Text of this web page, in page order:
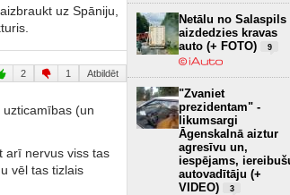
uz Spāniju,
2 1 Atbildēt
(un
arī nervus viss tas
vēl tas tizlais
Netālu no Salaspils
aizdedzies kravas
auto (+ FOTO)
9
"Zvaniet
prezidentam" -
likumsargi
Āgenskalnā aiztur
agresīvu un,
iespējams,
autovadītāju (+
VIDEO)
3